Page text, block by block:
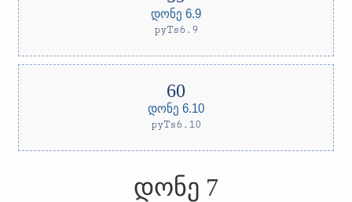
დონე 6.9
pyTs6.9
დონე 6.10
pyTs6.10
დონე 7